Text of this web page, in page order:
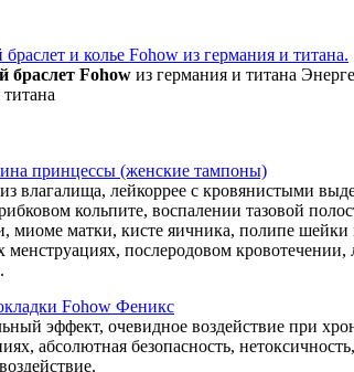
и колье Fohow из германия и титана.
браслет Fohow из германия и титана
принцессы (женские тампоны)
влагалища, лейкоррее с кровянистыми
кольпите, воспалении тазовой
миоме матки, кисте яичника, полипе шейки
послеродовом кровотечении,
Fohow Феникс
эффект, очевидное воздействие при
абсолютная безопасность,